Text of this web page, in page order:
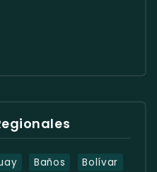
Baños Bolívar